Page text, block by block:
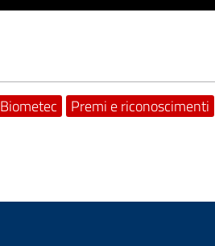
Biometec Premi e riconoscimenti